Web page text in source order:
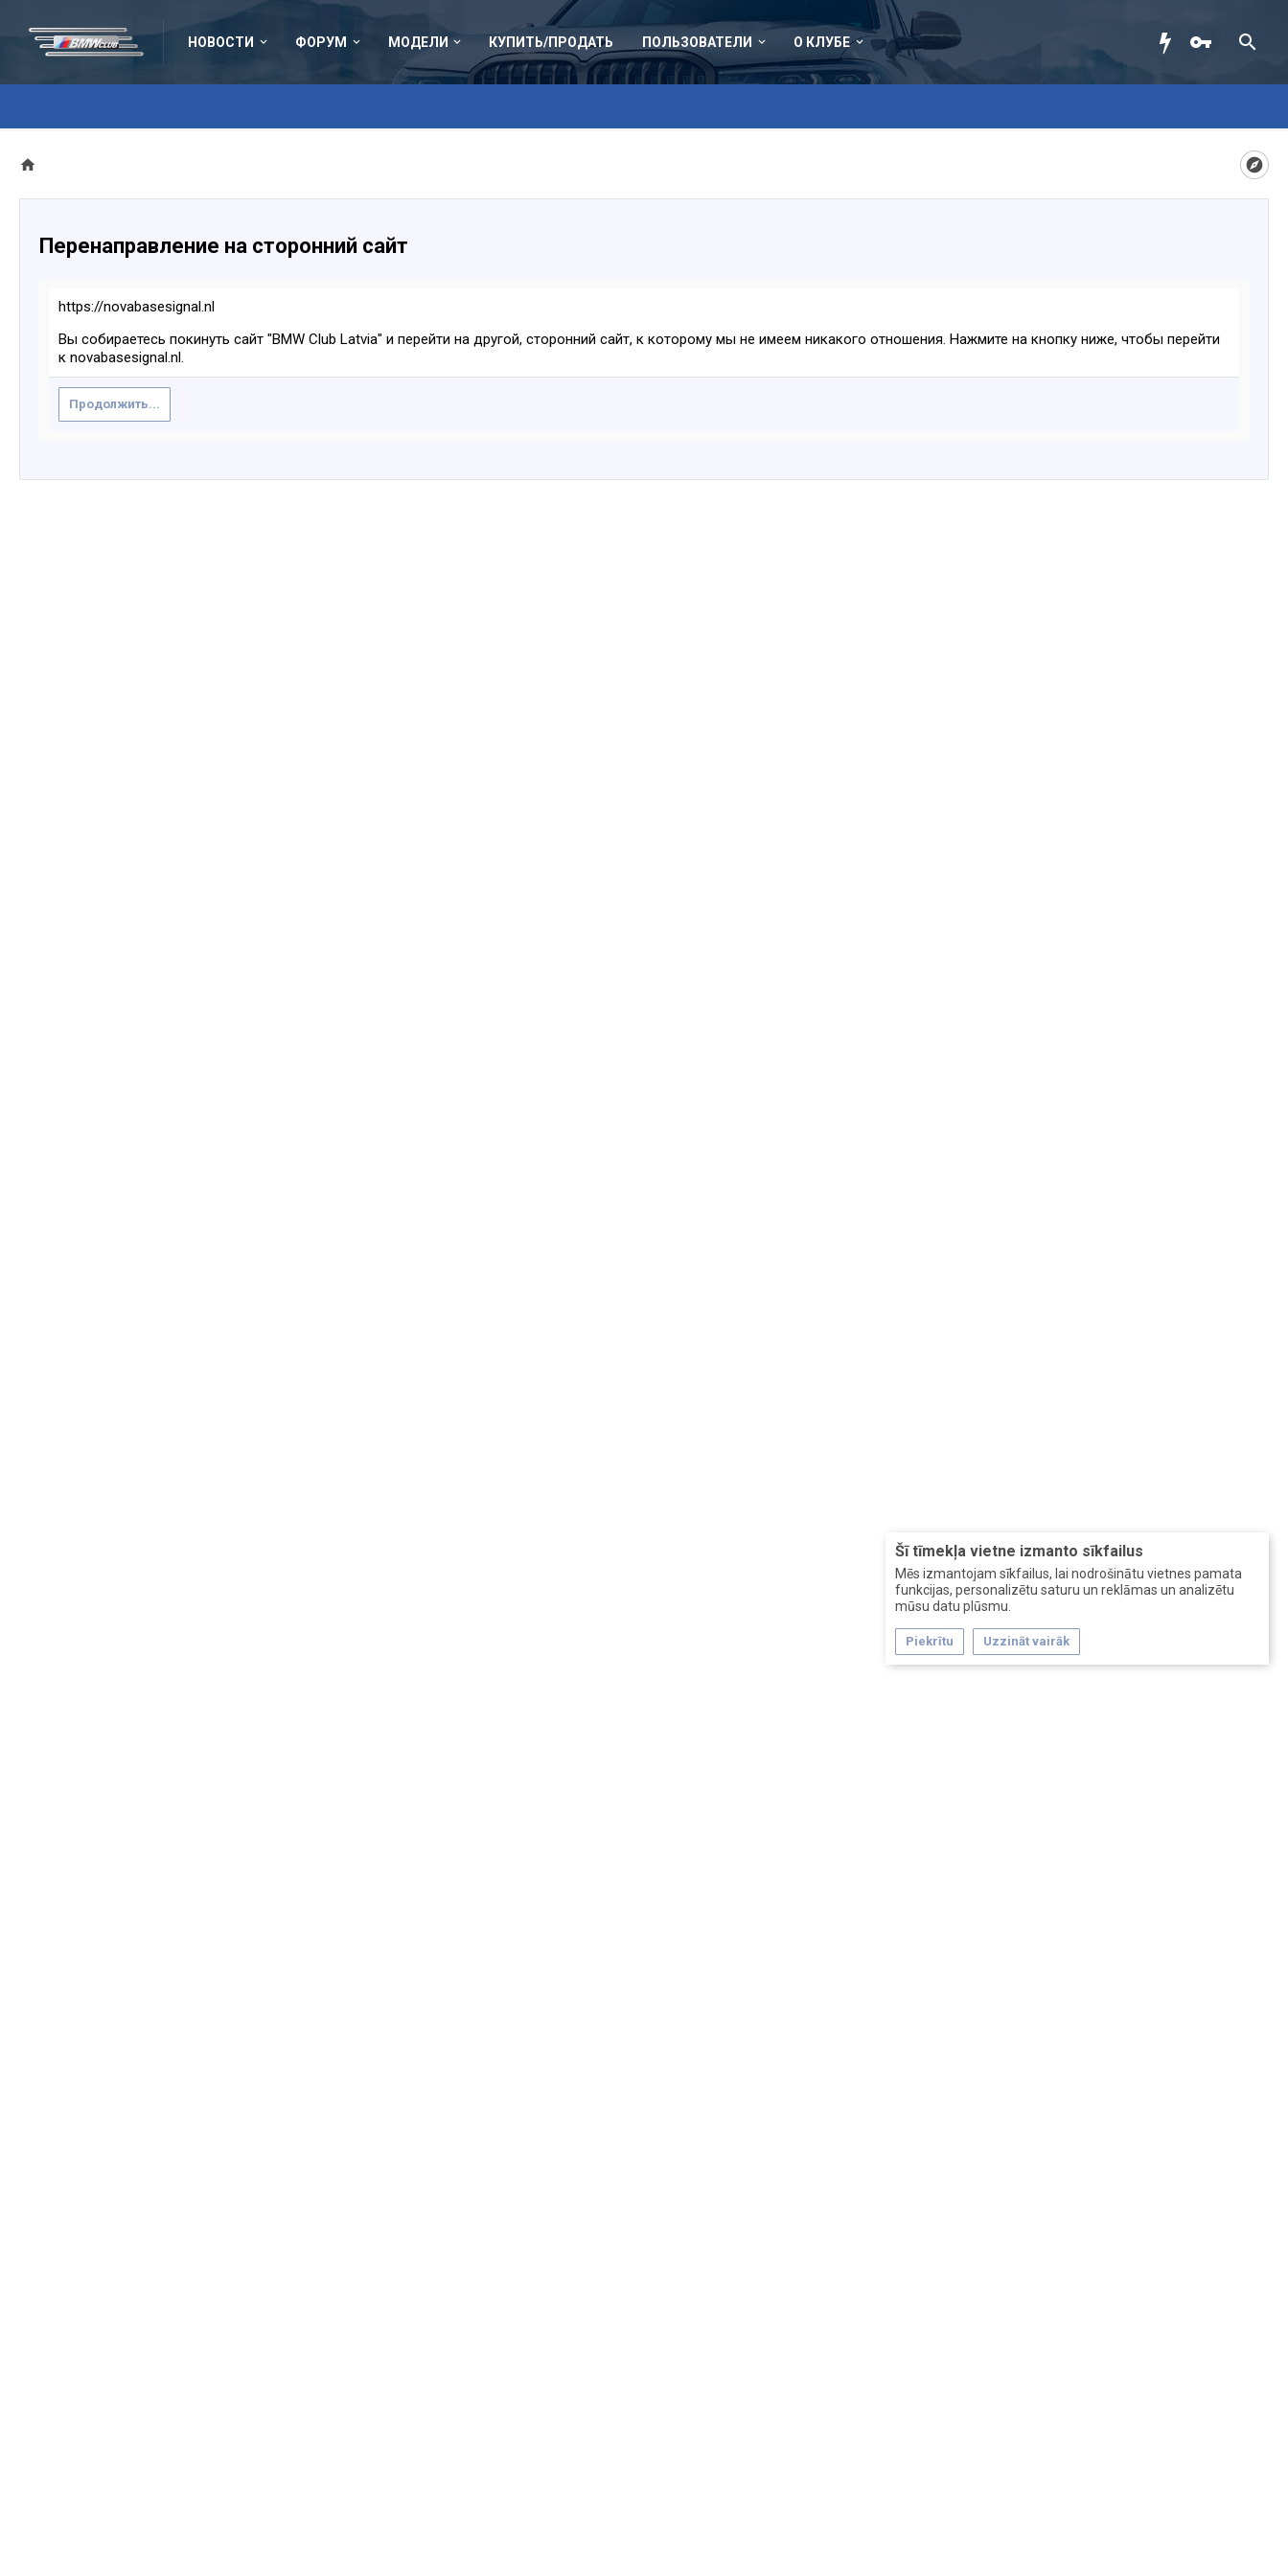
НОВОСТИ ФОРУМ МОДЕЛИ КУПИТЬ/ПРОДАТЬ ПОЛЬЗОВАТЕЛИ О КЛУБЕ
Šī tīmekļa vietne izmanto sīkfailus
Mēs izmantojam sīkfailus, lai nodrošinātu vietnes pamata
funkcijas, personalizētu saturu un reklāmas un analizētu
mūsu datu plūsmu.
Piekrītu Uzzināt vairāk
Перенаправление на сторонний сайт
https://novabasesignal.nl
Вы собираетесь покинуть сайт "BMW Club Latvia" и перейти на другой, сторонний сайт, к которому мы не имеем никакого отношения. Нажмите на кнопку ниже, чтобы перейти
к novabasesignal.nl.
Продолжить...